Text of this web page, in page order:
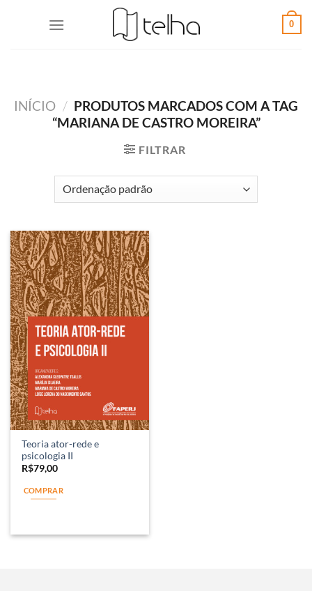
0
INÍCIO / PRODUTOS MARCADOS COM A TAG
“MARIANA DE CASTRO MOREIRA”
FILTRAR
Teoria ator-rede e
psicologia II
R$79,00
COMPRAR